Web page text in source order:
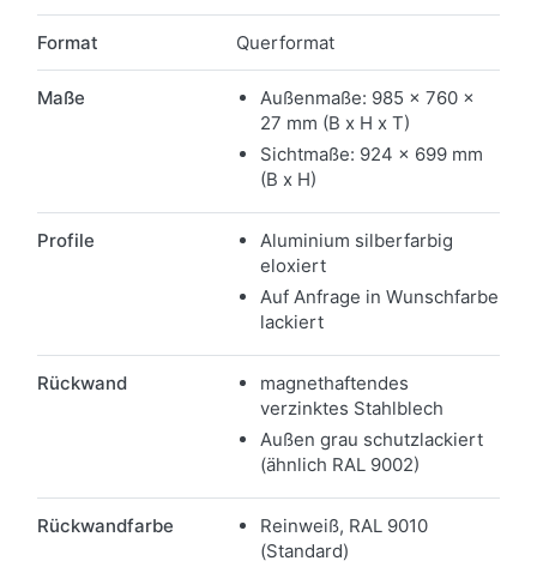
Format Querformat
Maße
Außenmaße: 985 x 760 x
27 mm (B x H x T)
Sichtmaße: 924 x 699 mm
(B x H)
Profile
Aluminium silberfarbig
eloxiert
Auf Anfrage in Wunschfarbe
lackiert
Rückwand
magnethaftendes
verzinktes Stahlblech
Außen grau schutzlackiert
(ähnlich RAL 9002)
Rückwandfarbe
Reinweiß, RAL 9010
(Standard)